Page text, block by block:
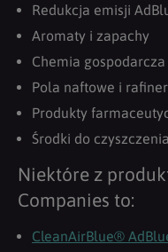
Redukcja emisji
Aromaty i zapachy
Chemia
Pola naftowe i
Produkty
Środki do
Niektóre z
Companies to:
CleanAirBlue®